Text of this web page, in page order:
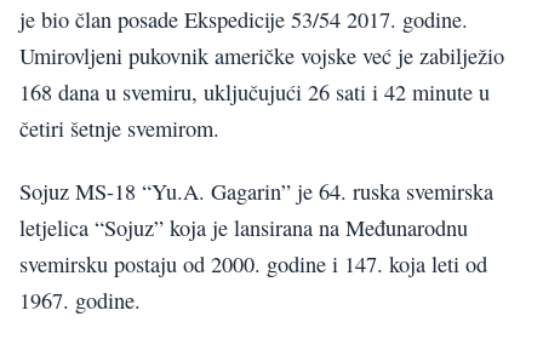
je bio član posade Ekspedicije 53/54 2017. godine.
Umirovljeni pukovnik američke vojske već je zabilježio
168 dana u svemiru, uključujući 26 sati i 42 minute u
četiri šetnje svemirom.
Sojuz MS-18 “Yu.A. Gagarin” je 64. ruska svemirska
letjelica “Sojuz” koja je lansirana na Međunarodnu
svemirsku postaju od 2000. godine i 147. koja leti od
1967. godine.